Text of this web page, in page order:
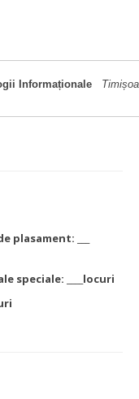
Informaționale
___
speciale: ____locuri